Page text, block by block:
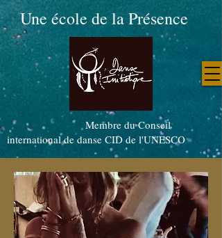
Une école de la Présence
Membre du Conseil
international de danse CID de l'UNESCO